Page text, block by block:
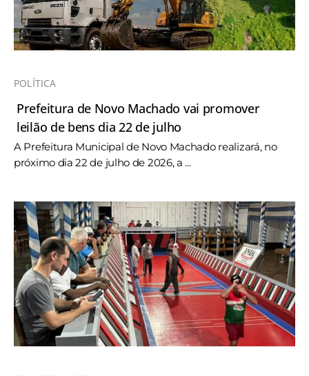
POLÍTICA
Prefeitura de Novo Machado vai promover
leilão de bens dia 22 de julho
A Prefeitura Municipal de Novo Machado realizará, no
próximo dia 22 de julho de 2026, a ...